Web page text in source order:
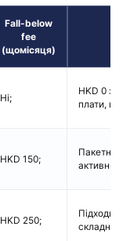
Fall-below
fee
(щомісяця)
Ні;
HKD 0 за
плати,
HKD 150;
Пакетний
активними
HKD 250;
Підходить
складних